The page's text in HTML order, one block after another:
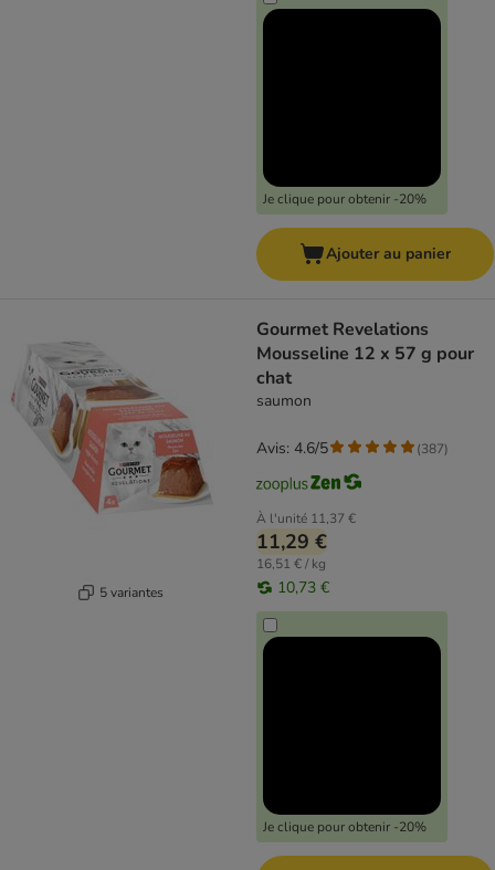
Je clique pour obtenir -20%
Ajouter au panier
5 variantes
Gourmet Revelations
Mousseline 12 x 57 g pour
chat
saumon
À l'unité 11,37 €
11,29 €
16,51 € / kg
10,73 €
Je clique pour obtenir -20%
Avis: 4.6/5 (387)